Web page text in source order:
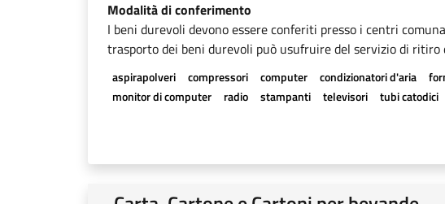
Modalità di conferimento
I beni durevoli devono essere conferiti presso i centri
trasporto dei beni durevoli può usufruire del servizio di ritiro
aspirapolveri compressori computer condizionatori d'aria
monitor di computer
radio stampanti televisori tubi catodici